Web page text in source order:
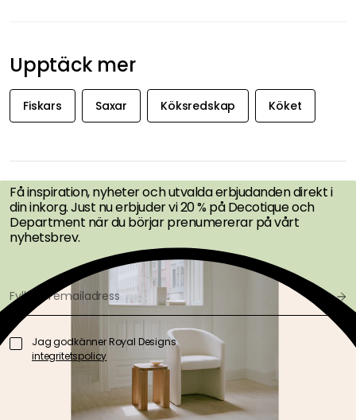
Upptäck mer
Fiskars Saxar Köksredskap Köket
FÅ INSPIRATION &
ERBJUDANDEN FÖRST
Få inspiration, nyheter och utvalda erbjudanden direkt i
din inkorg. Just nu erbjuder vi 20 % på Decotique och
Department när du börjar prenumererar på vårt
nyhetsbrev.
Jag godkänner Royal Designs
integritetspolicy